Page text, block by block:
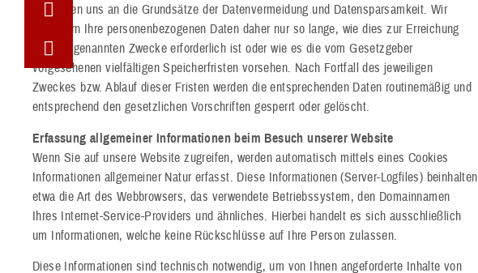
Wir halten uns an die Grundsätze der Datenvermeidung und Datensparsamkeit. Wir
speichern Ihre personenbezogenen Daten daher nur so lange, wie dies zur Erreichung
der hier genannten Zwecke erforderlich ist oder wie es die vom Gesetzgeber
vorgesehenen vielfältigen Speicherfristen vorsehen. Nach Fortfall des jeweiligen
Zweckes bzw. Ablauf dieser Fristen werden die entsprechenden Daten routinemäßig und
entsprechend den gesetzlichen Vorschriften gesperrt oder gelöscht.
Erfassung allgemeiner Informationen beim Besuch unserer Website
Wenn Sie auf unsere Website zugreifen, werden automatisch mittels eines Cookies
Informationen allgemeiner Natur erfasst. Diese Informationen (Server-Logfiles) beinhalten
etwa die Art des Webbrowsers, das verwendete Betriebssystem, den Domainnamen
Ihres Internet-Service-Providers und ähnliches. Hierbei handelt es sich ausschließlich
um Informationen, welche keine Rückschlüsse auf Ihre Person zulassen.
Diese Informationen sind technisch notwendig, um von Ihnen angeforderte Inhalte von